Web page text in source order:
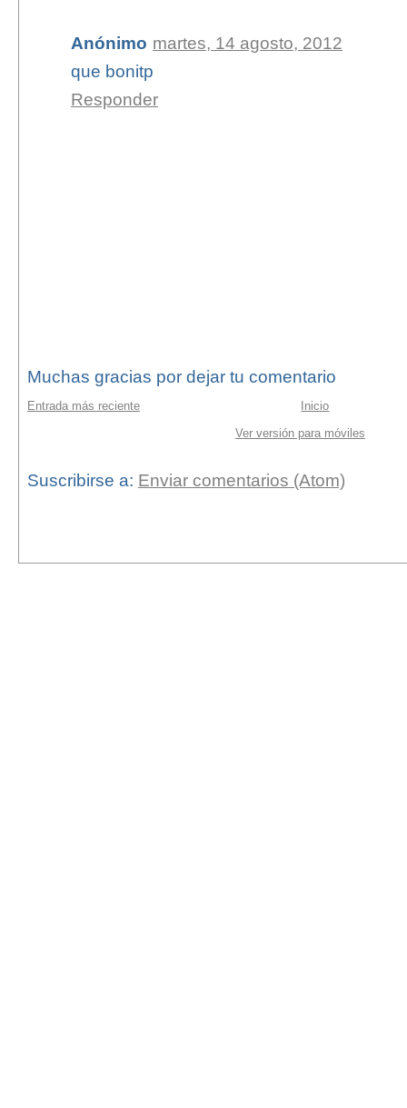
Anónimo martes, 14 agosto, 2012
que bonitp
Responder
Muchas gracias por dejar tu comentario
Entrada más reciente
Inicio
Ver versión para móviles
Suscribirse a: Enviar comentarios (Atom)